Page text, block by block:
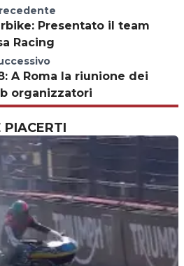
Presentato il team
Racing
A Roma la riunione dei
organizzatori
PIACERTI